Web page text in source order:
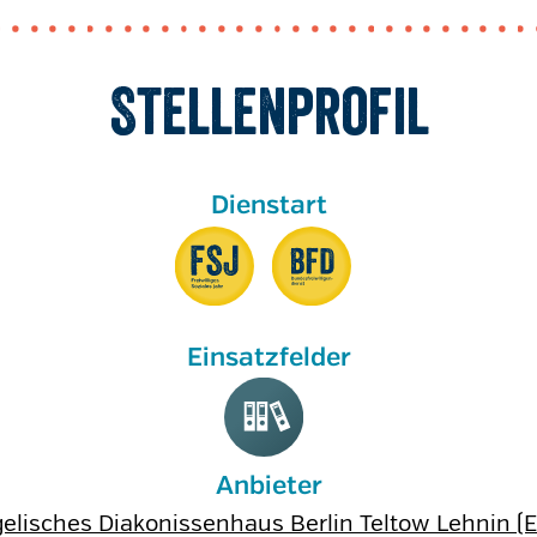
Stellenprofil
Anbieter
Diakonissenhaus Berlin Teltow Lehnin